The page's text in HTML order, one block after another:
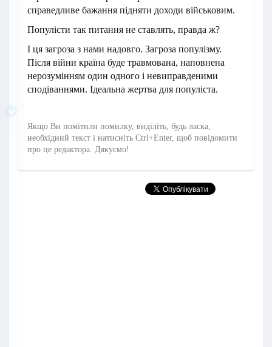
справедливе бажання підняти доходи військовим.
Популісти так питання не ставлять, правда ж?
І ця загроза з нами надовго. Загроза популізму.
Після війни країна буде травмована, наповнена
нерозумінням один одного і невиправденими
сподіваннями. Ідеальна жертва для популіста.
Якщо Ви помітили помилку, виділіть, будь ласка,
необхідний текст і натисніть Ctrl+Enter, щоб повідомити
про це редактора. Дякуємо!